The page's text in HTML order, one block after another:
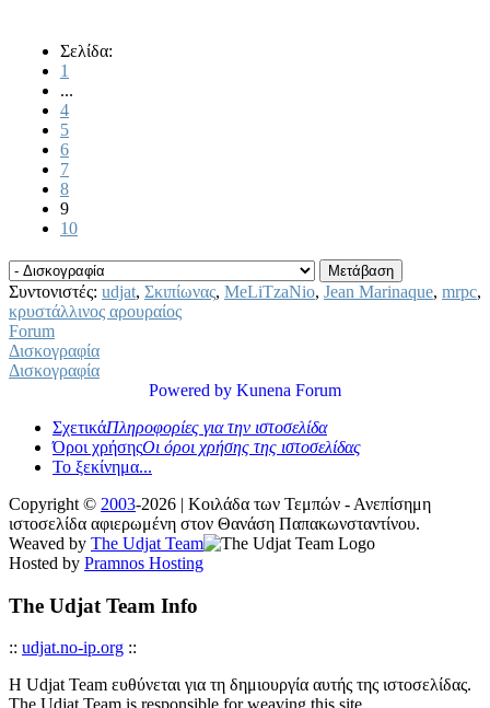
Σελίδα:
1
...
4
5
6
7
8
9
10
Συντονιστές: udjat, Σκιπίωνας, MeLiTzaNio, Jean Marinaque, mrpc,
κρυστάλλινος αρουραίος
Forum
Δισκογραφία
Δισκογραφία
Powered by Kunena Forum
ΣχετικάΠληροφορίες για την ιστοσελίδα
Όροι χρήσηςΟι όροι χρήσης της ιστοσελίδας
Το ξεκίνημα...
Copyright © 2003-2026 | Κοιλάδα των Τεμπών - Ανεπίσημη
ιστοσελίδα αφιερωμένη στον Θανάση Παπακωνσταντίνου.
Weaved by The Udjat Team
Hosted by Pramnos Hosting
The Udjat Team Info
:: udjat.no-ip.org ::
Η Udjat Team ευθύνεται για τη δημιουργία αυτής της ιστοσελίδας.